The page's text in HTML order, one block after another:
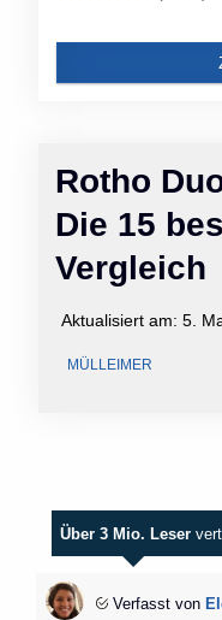
Rotho
Die 15
Vergleich
Aktualisiert am: 5.
MÜLLEIMER
Über 3 Mio. Leser
Verfasst von